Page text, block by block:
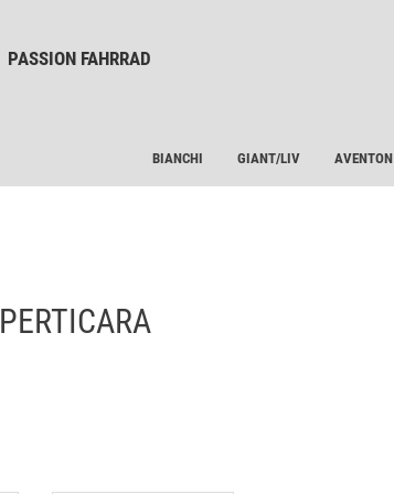
PASSION FAHRRAD
BIANCHI GIANT/LIV AVENTON
PERTICARA